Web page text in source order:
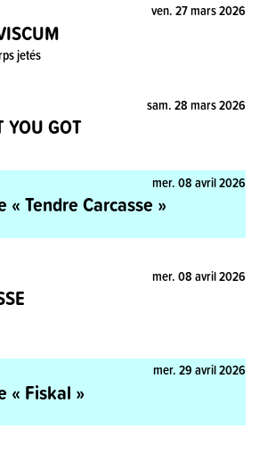
ven. 27 mars 2026
jetés
sam. 28 mars 2026
YOU GOT
mer. 08 avril 2026
« Tendre Carcasse »
mer. 08 avril 2026
mer. 29 avril 2026
« Fiskal »